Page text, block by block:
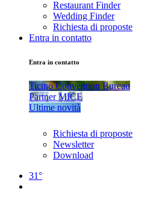
Restaurant Finder
Wedding Finder
Richiesta di proposte
Entra in contatto
Entra in contatto
Ticino Convention Bureau
Partner MICE
Ultime novità
Richiesta di proposte
Newsletter
Download
31°